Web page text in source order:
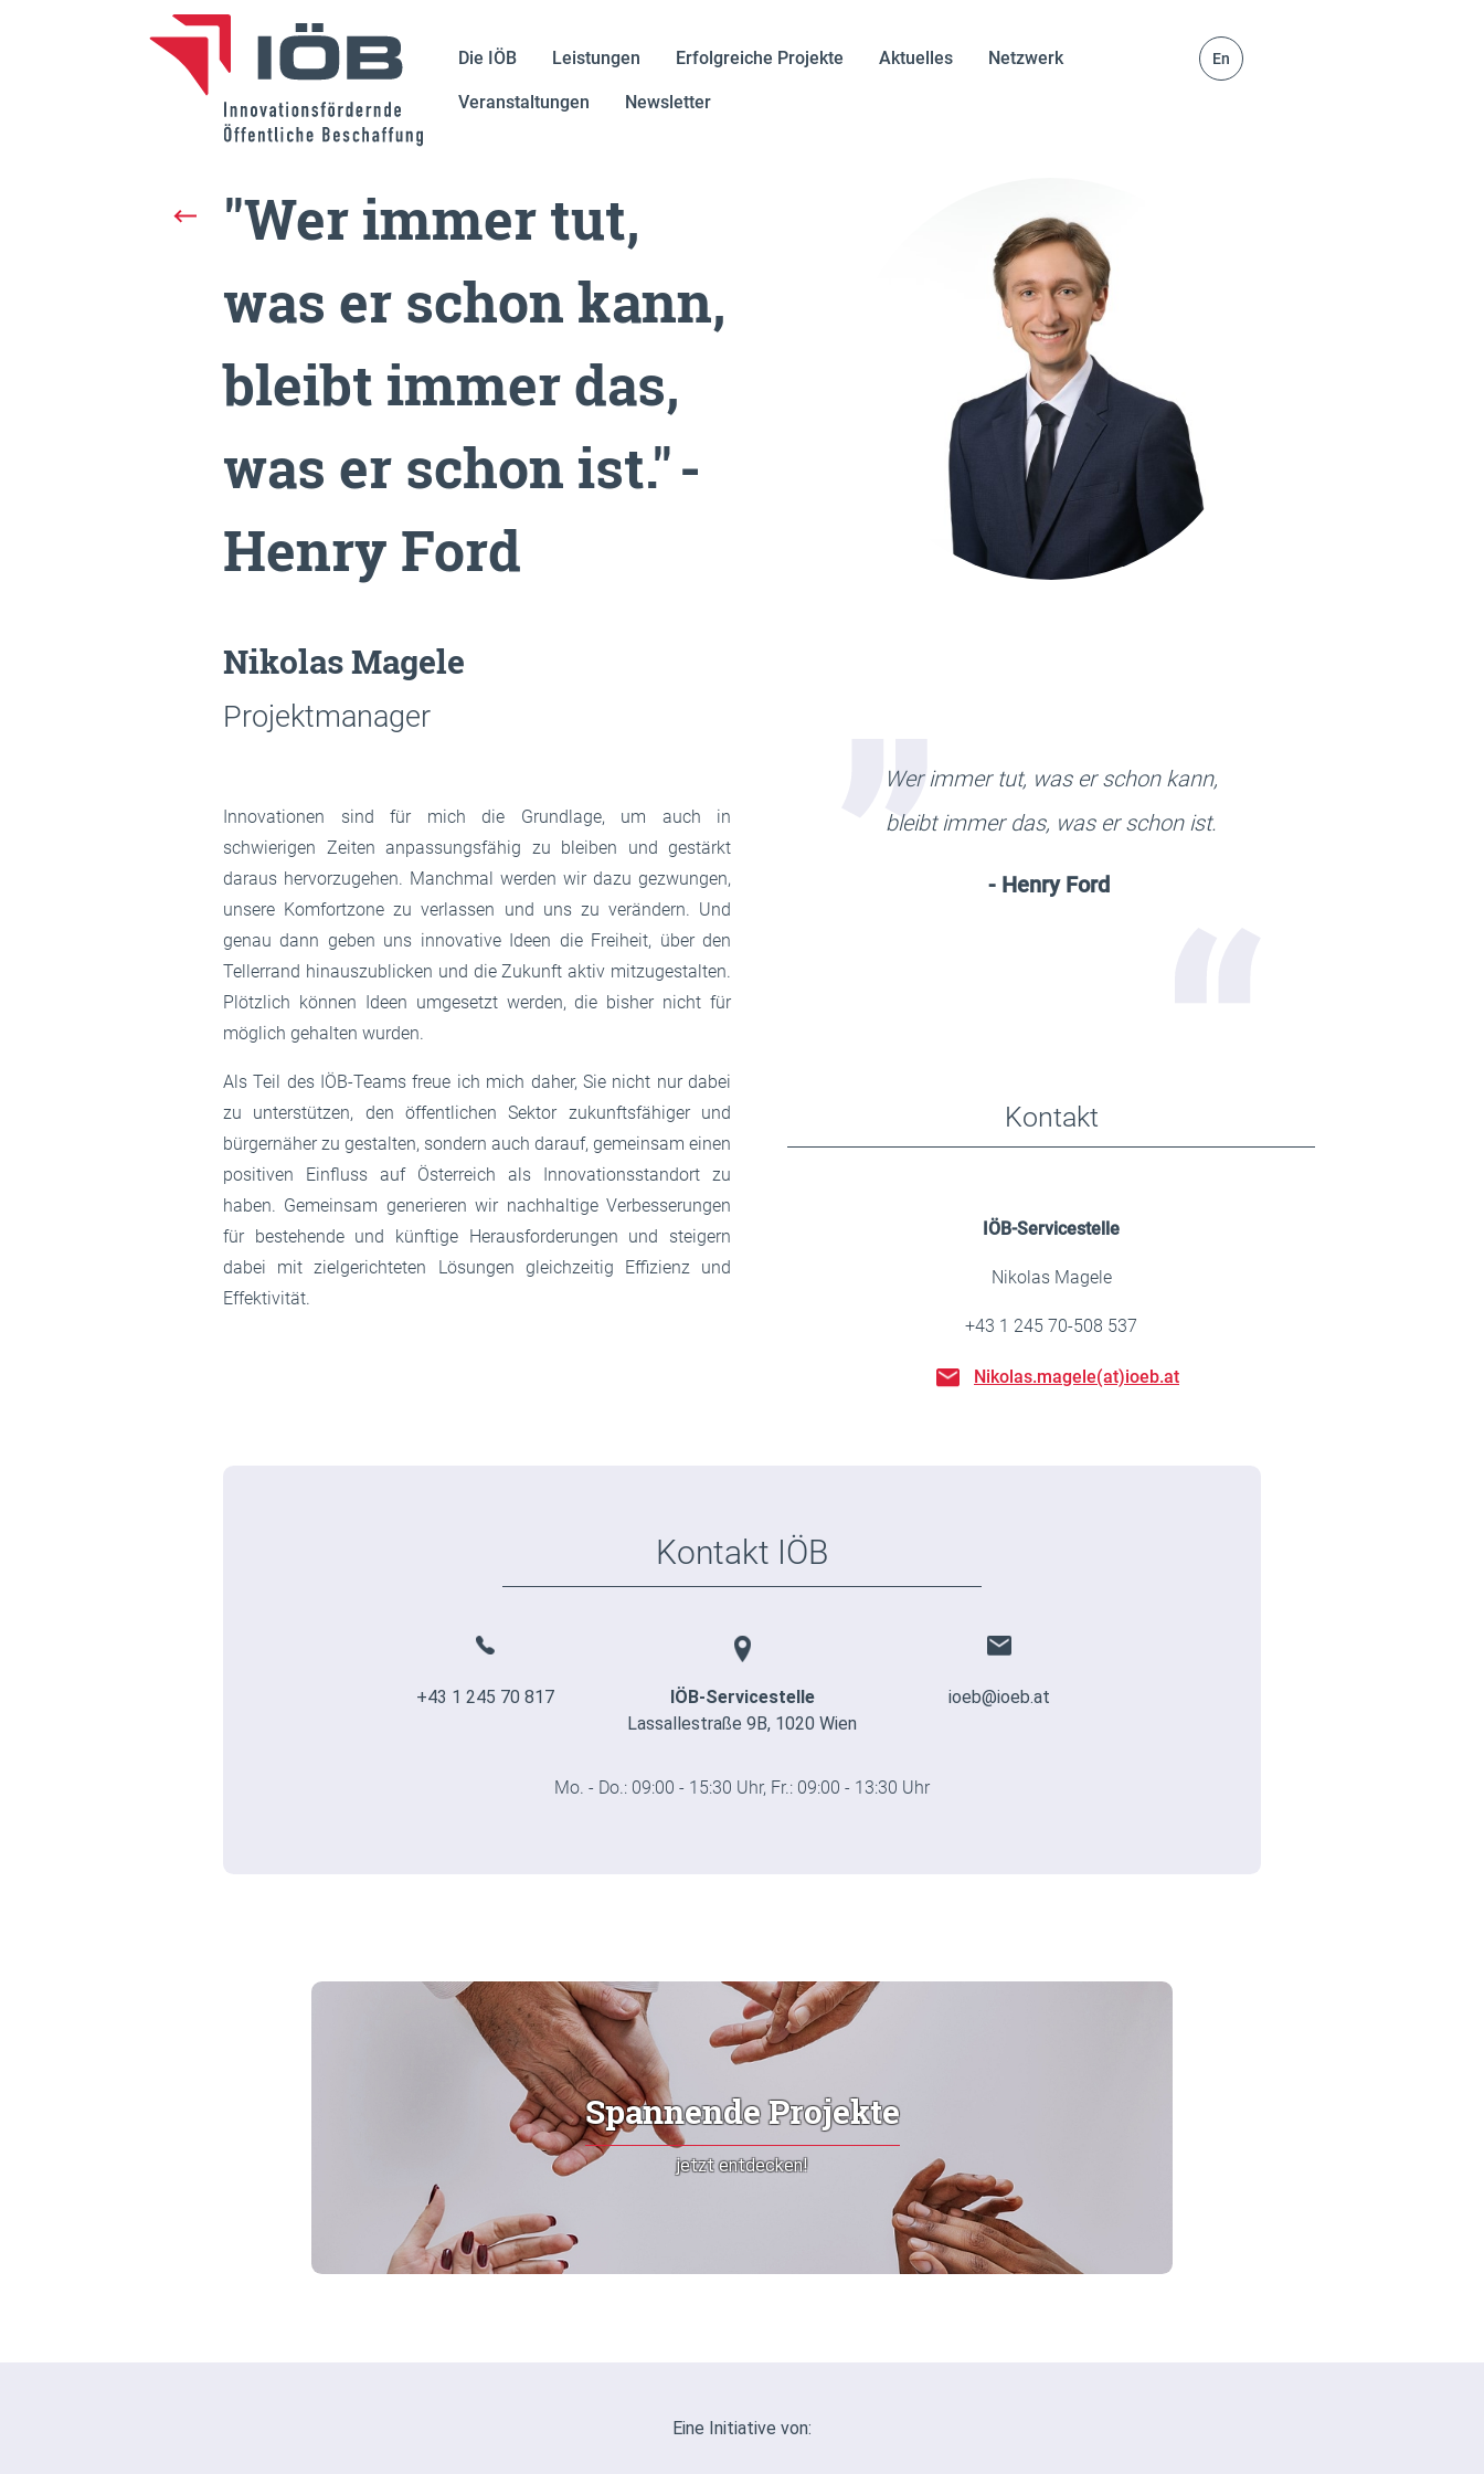
Die IÖB Leistungen Erfolgreiche Projekte Aktuelles Netzwerk
Veranstaltungen Newsletter
En
"Wer immer tut,
was er schon kann,
bleibt immer das,
was er schon ist." -
Henry Ford
Nikolas Magele
Projektmanager
Innovationen sind für mich die Grundlage, um auch in
schwierigen Zeiten anpassungsfähig zu bleiben und gestärkt
daraus hervorzugehen. Manchmal werden wir dazu gezwungen,
unsere Komfortzone zu verlassen und uns zu verändern. Und
genau dann geben uns innovative Ideen die Freiheit, über den
Tellerrand hinauszublicken und die Zukunft aktiv mitzugestalten.
Plötzlich können Ideen umgesetzt werden, die bisher nicht für
möglich gehalten wurden.
Als Teil des IÖB-Teams freue ich mich daher, Sie nicht nur dabei
zu unterstützen, den öffentlichen Sektor zukunftsfähiger und
bürgernäher zu gestalten, sondern auch darauf, gemeinsam einen
positiven Einfluss auf Österreich als Innovationsstandort zu
haben. Gemeinsam generieren wir nachhaltige Verbesserungen
für bestehende und künftige Herausforderungen und steigern
dabei mit zielgerichteten Lösungen gleichzeitig Effizienz und
Effektivität.
Wer immer tut, was er schon kann,
bleibt immer das, was er schon ist.
- Henry Ford
Kontakt
IÖB-Servicestelle
Nikolas Magele
+43 1 245 70-508 537
Nikolas.magele(at)ioeb.at
Kontakt IÖB
+43 1 245 70 817
IÖB-Servicestelle
Lassallestraße 9B, 1020 Wien
ioeb@ioeb.at
Mo. - Do.: 09:00 - 15:30 Uhr, Fr.: 09:00 - 13:30 Uhr
Spannende Projekte
jetzt entdecken!
Eine Initiative von: